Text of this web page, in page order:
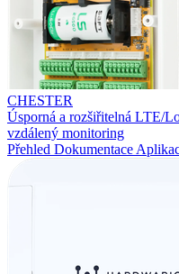
CHESTER
Úsporná a rozšiřitelná LTE/
vzdálený monitoring
Přehled Dokumentace